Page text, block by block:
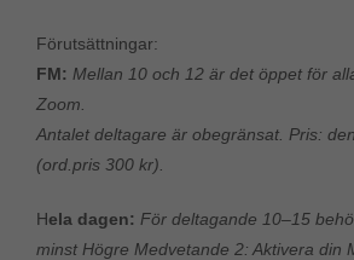
Förutsättningar:
FM: Mellan 10 och 12 är det öppet för
Zoom.
Antalet deltagare är obegränsat. Pris:
(ord.pris 300 kr).
Hela dagen: För deltagande 10–15
minst Högre Medvetande 2: Aktivera din